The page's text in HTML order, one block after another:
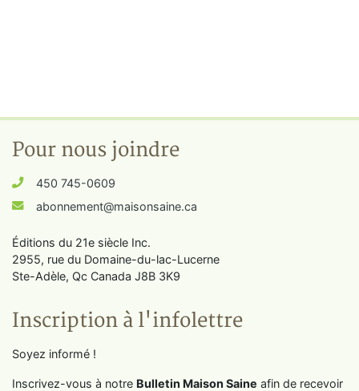
Pour nous joindre
450 745-0609
abonnement@maisonsaine.ca
Éditions du 21e siècle Inc.
2955, rue du Domaine-du-lac-Lucerne
Ste-Adèle, Qc Canada J8B 3K9
Inscription à l'infolettre
Soyez informé !
Inscrivez-vous à notre Bulletin Maison Saine afin de recevoir